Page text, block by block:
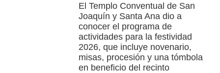
El Templo Conventual de San
Joaquín y Santa Ana dio a
conocer el programa de
actividades para la festividad
2026, que incluye novenario,
misas, procesión y una tómbola
en beneficio del recinto